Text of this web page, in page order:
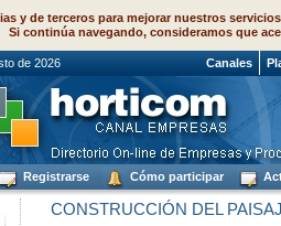
y de terceros para mejorar nuestros
Si continúa navegando, consideramos que
agosto de 2026 Canales
Registrarse Cómo participar
CONSTRUCCIÓN DEL